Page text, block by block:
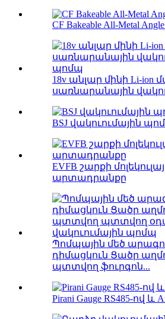
CF Bakeable All-Metal
18v անլար մինի Li-ion
սառնարանային
BSJ վակուումային
EVFB շարքի
արտադրանքը
Պոմպային մեծ
դիմացկուն Ցածր
պտտվող ֆուրգոն...
Pirani Gauge RS485-ով և